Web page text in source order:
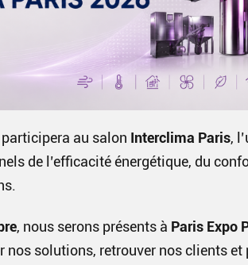
au salon Interclima Paris,
de l’efficacité énergétique, du
, nous serons présents à Paris Expo
nos solutions, retrouver nos clients et